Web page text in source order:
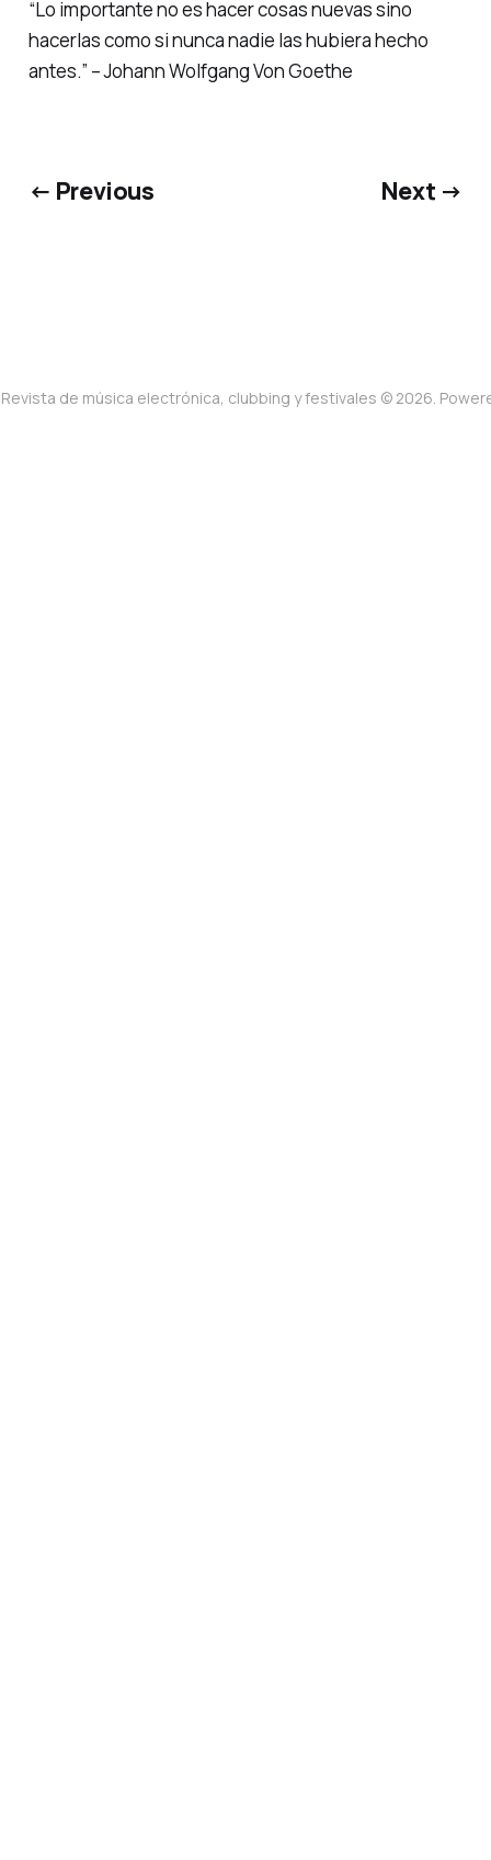
“Lo importante no es hacer cosas nuevas sino
hacerlas como si nunca nadie las hubiera hecho
antes.” – Johann Wolfgang Von Goethe
← Previous Next →
de música electrónica, clubbing y festivales © 2026.